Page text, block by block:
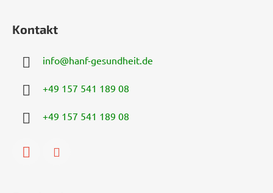
Kontakt
info@hanf-gesundheit.de
+49 157 541 189 08
+49 157 541 189 08